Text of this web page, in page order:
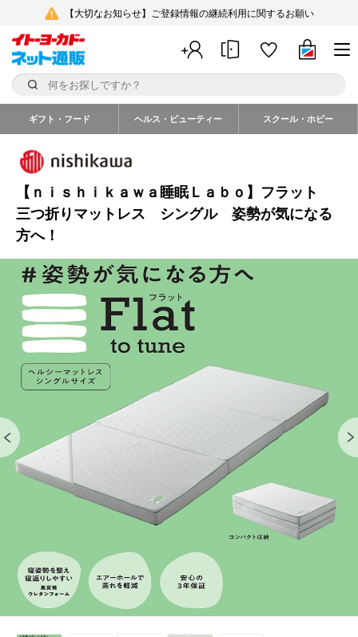
【大切なお知らせ】ご登録情報の継続利用に関するお願い
ギフト・フード ヘルス・ビューティー スクール・ホビー
【ｎｉｓｈｉｋａｗａ睡眠Ｌａｂｏ】フラット
三つ折りマットレス シングル 姿勢が気になる
方へ！